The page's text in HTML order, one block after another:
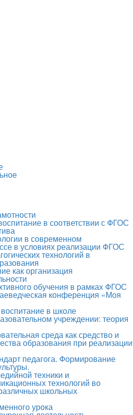
в соответствии с ФГОС
в современном
в условиях реализации ФГОС
технологий в
как организация
обучения в рамках ФГОС
конференция «Моя
в школе
учреждении: теория
среда как средство и
образования при реализации
педагога. Формирование
техники и
технологий во
школьных
урока